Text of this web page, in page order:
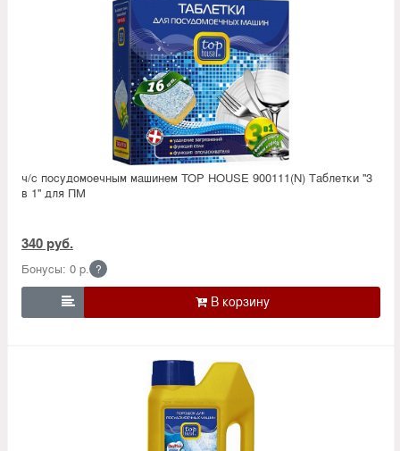
ч/с посудомоечным машинем TOP HOUSE 900111(N) Таблетки ''3
в 1'' для ПМ
340 руб.
Бонусы: 0 р. ?
